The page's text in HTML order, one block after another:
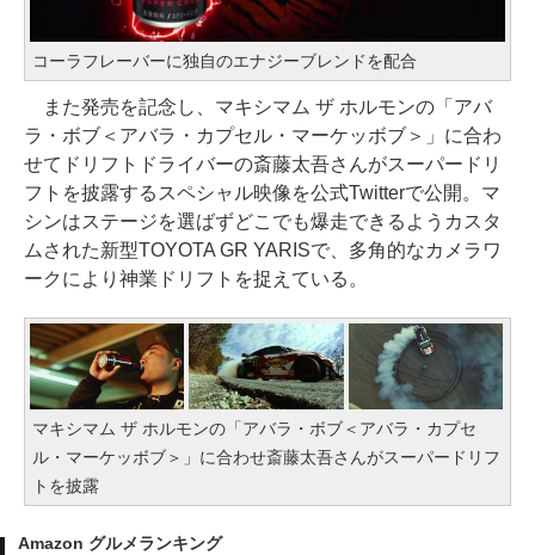
コーラフレーバーに独自のエナジーブレンドを配合
また発売を記念し、マキシマム ザ ホルモンの「アバ
ラ・ボブ＜アバラ・カプセル・マーケッボブ＞」に合わ
せてドリフトドライバーの斎藤太吾さんがスーパードリ
フトを披露するスペシャル映像を公式Twitterで公開。マ
シンはステージを選ばずどこでも爆走できるようカスタ
ムされた新型TOYOTA GR YARISで、多角的なカメラワ
ークにより神業ドリフトを捉えている。
マキシマム ザ ホルモンの「アバラ・ボブ＜アバラ・カプセ
ル・マーケッボブ＞」に合わせ斎藤太吾さんがスーパードリフ
トを披露
Amazon グルメランキング